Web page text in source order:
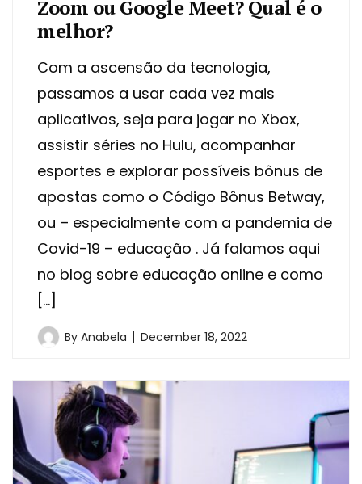
Zoom ou Google Meet? Qual é o
melhor?
Com a ascensão da tecnologia,
passamos a usar cada vez mais
aplicativos, seja para jogar no Xbox,
assistir séries no Hulu, acompanhar
esportes e explorar possíveis bônus de
apostas como o Código Bônus Betway,
ou – especialmente com a pandemia de
Covid-19 – educação . Já falamos aqui
no blog sobre educação online e como
[…]
By Anabela December 18, 2022